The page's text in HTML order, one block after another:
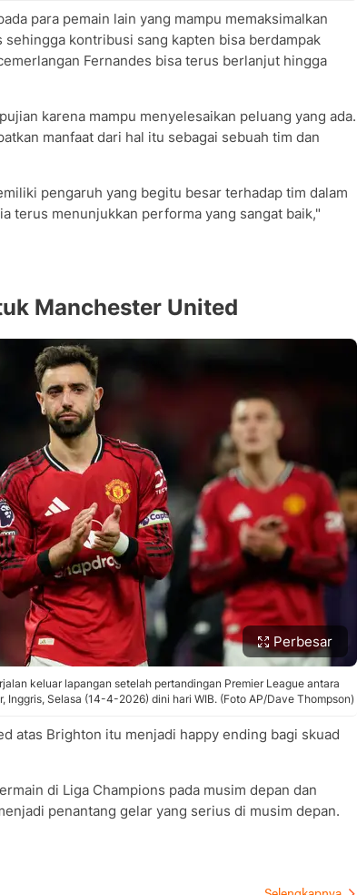
para pemain lain yang mampu memaksimalkan
kontribusi sang kapten bisa berdampak
Fernandes bisa terus berlanjut hingga
karena mampu menyelesaikan peluang yang ada.
manfaat dari hal itu sebagai sebuah tim dan
pengaruh yang begitu besar terhadap tim dalam
terus menunjukkan performa yang sangat baik,"
Manchester United
Perbesar
keluar lapangan setelah pertandingan Premier League antara
Inggris, Selasa (14-4-2026) dini hari WIB. (Foto AP/Dave Thompson)
atas Brighton itu menjadi happy ending bagi skuad
di Liga Champions pada musim depan dan
penantang gelar yang serius di musim depan.